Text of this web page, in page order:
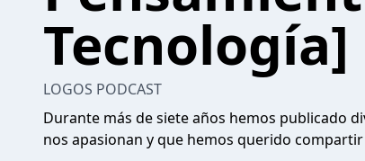
Tecnología]
LOGOS PODCAST
Durante más de siete años hemos publicado
nos apasionan y que hemos querido